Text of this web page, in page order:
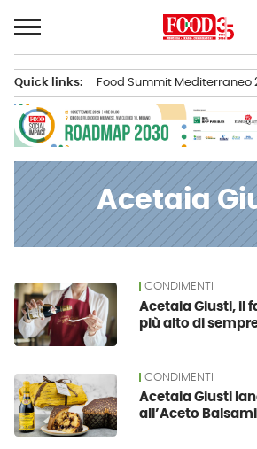
al
contenuto
principale
Quick links: Food Summit Mediterraneo
Acetaia
News CONDIMENTI
Acetaia Giusti, il
più alto di
CONDIMENTI
Acetaia Giusti
all’Aceto